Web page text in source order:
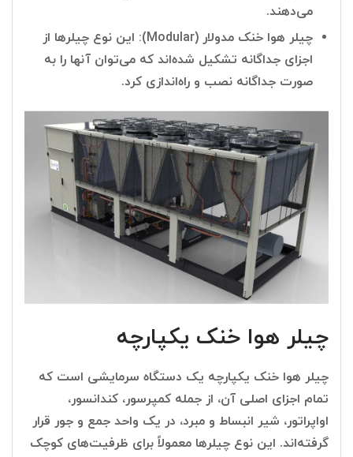
می‌دهند.
چیلر هوا خنک مدولار (Modular): این نوع چیلرها از
اجزای جداگانه تشکیل شده‌اند که می‌توان آنها را به
صورت جداگانه نصب و راه‌اندازی کرد.
چیلر هوا خنک یکپارچه
چیلر هوا خنک یکپارچه یک دستگاه سرمایشی است که
تمام اجزای اصلی آن، از جمله کمپرسور، کندانسور،
اواپراتور، شیر انبساط و مبرد، در یک واحد جمع و جور قرار
گرفته‌اند. این نوع چیلرها معمولاً برای ظرفیت‌های کوچک